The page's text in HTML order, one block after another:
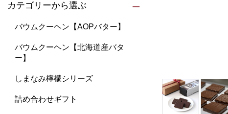
カテゴリーから選ぶ
バウムクーヘン【AOPバター】
バウムクーヘン【北海道産バタ
ー】
しまなみ檸檬シリーズ
詰め合わせギフト